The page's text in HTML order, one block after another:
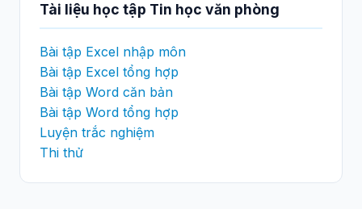
Tài liệu học tập Tin học văn phòng
Bài tập Excel nhập môn
Bài tập Excel tổng hợp
Bài tập Word căn bản
Bài tập Word tổng hợp
Luyện trắc nghiệm
Thi thử